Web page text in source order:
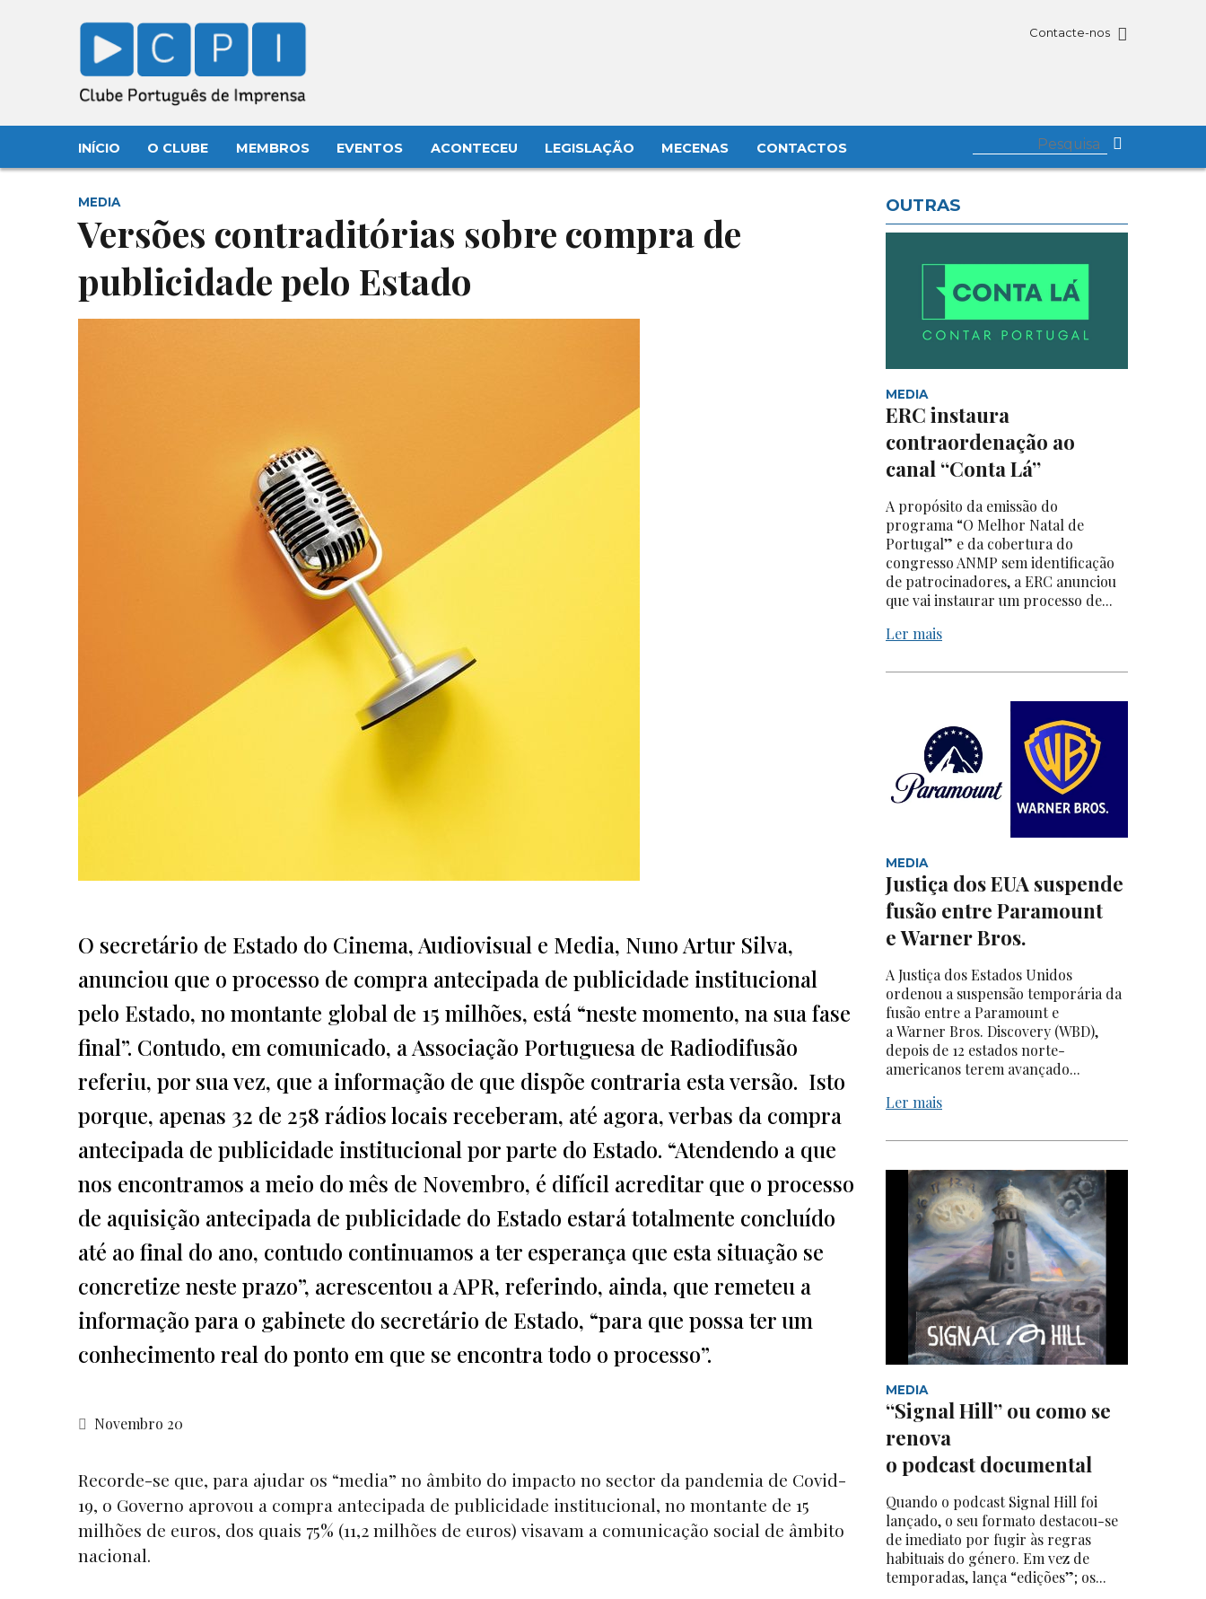
Contacte-nos
INÍCIO O CLUBE MEMBROS EVENTOS ACONTECEU LEGISLAÇÃO MECENAS CONTACTOS
MEDIA
Versões contraditórias sobre compra de
publicidade pelo Estado
O secretário de Estado do Cinema, Audiovisual e Media, Nuno Artur Silva,
anunciou que o processo de compra antecipada de publicidade institucional
pelo Estado, no montante global de 15 milhões, está “neste momento, na sua fase
final”. Contudo, em comunicado, a Associação Portuguesa de Radiodifusão
referiu, por sua vez, que a informação de que dispõe contraria esta versão. Isto
porque, apenas 32 de 258 rádios locais receberam, até agora, verbas da compra
antecipada de publicidade institucional por parte do Estado. “Atendendo a que
nos encontramos a meio do mês de Novembro, é difícil acreditar que o processo
de aquisição antecipada de publicidade do Estado estará totalmente concluído
até ao final do ano, contudo continuamos a ter esperança que esta situação se
concretize neste prazo”, acrescentou a APR, referindo, ainda, que remeteu a
informação para o gabinete do secretário de Estado, “para que possa ter um
conhecimento real do ponto em que se encontra todo o processo”.
Novembro 20
Recorde-se que, para ajudar os “media” no âmbito do impacto no sector da pandemia de Covid-
19, o Governo aprovou a compra antecipada de publicidade institucional, no montante de 15
milhões de euros, dos quais 75% (11,2 milhões de euros) visavam a comunicação social de âmbito
nacional.
OUTRAS
MEDIA
ERC instaura
contraordenação ao
canal “Conta Lá”
A propósito da emissão do
programa “O Melhor Natal de
Portugal” e da cobertura do
congresso ANMP sem identificação
de patrocinadores, a ERC anunciou
que vai instaurar um processo de...
Ler mais
MEDIA
Justiça dos EUA suspende
fusão entre Paramount
e Warner Bros.
A Justiça dos Estados Unidos
ordenou a suspensão temporária da
fusão entre a Paramount e
a Warner Bros. Discovery (WBD),
depois de 12 estados norte-
americanos terem avançado...
Ler mais
MEDIA
“Signal Hill” ou como se
renova
o podcast documental
Quando o podcast Signal Hill foi
lançado, o seu formato destacou-se
de imediato por fugir às regras
habituais do género. Em vez de
temporadas, lança “edições”; os...